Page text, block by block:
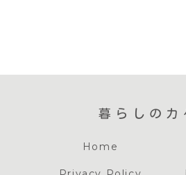
暮らしのカ
Home